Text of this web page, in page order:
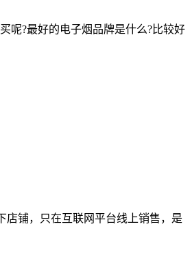
呢?最好的电子烟品牌是什么?比较好
店铺，只在互联网平台线上销售，是